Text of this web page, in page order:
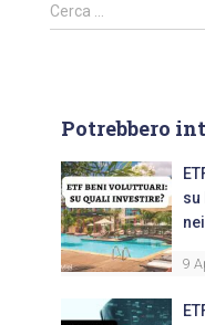
Cerca …
Potrebbero
su
9